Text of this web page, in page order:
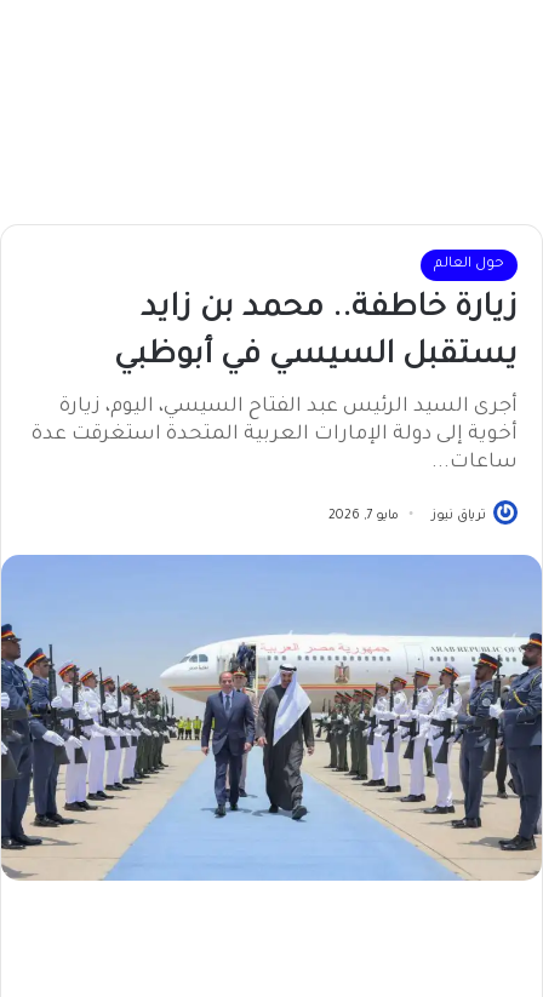
حول العالم
زيارة خاطفة.. محمد بن زايد
يستقبل السيسي في أبوظبي
أجرى السيد الرئيس عبد الفتاح السيسي، اليوم، زيارة
أخوية إلى دولة الإمارات العربية المتحدة استغرقت عدة
ساعات...
ترياق نيوز مايو 7, 2026